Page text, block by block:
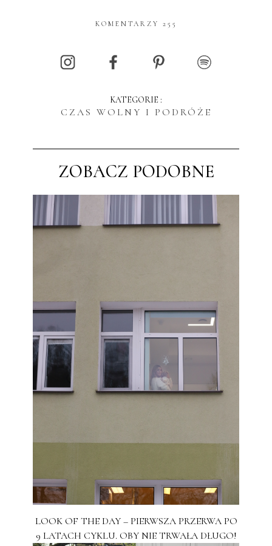
KOMENTARZY 255
KATEGORIE :
CZAS WOLNY I PODRÓŻE
ZOBACZ PODOBNE
LOOK OF THE DAY – PIERWSZA PRZERWA PO
9 LATACH CYKLU. OBY NIE TRWAŁA DŁUGO!